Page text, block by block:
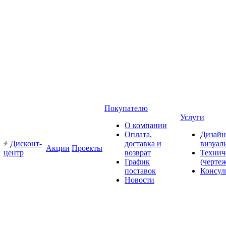
Дисконт-
центр
Акции Проекты
Покупателю
О компании
Оплата,
доставка и
возврат
График
поставок
Новости
Услуги